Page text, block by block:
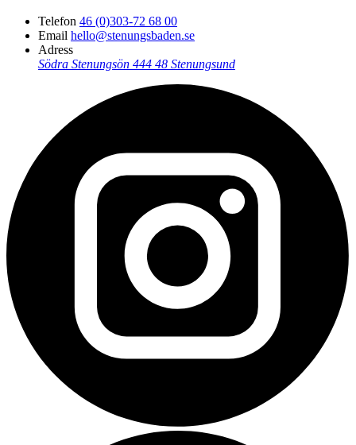
Telefon 46 (0)303-72 68 00
Email hello@stenungsbaden.se
Adress
Södra Stenungsön 444 48 Stenungsund